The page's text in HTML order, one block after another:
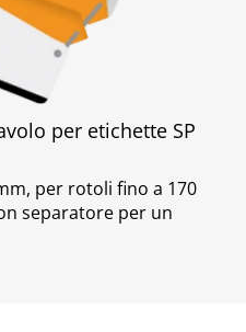
per etichette SP
per rotoli fino a 170
separatore per un